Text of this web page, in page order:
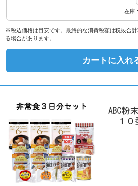
在庫
※税込価格は目安です。最終的な消費税額は税抜合
る場合があります。
カートに入れ